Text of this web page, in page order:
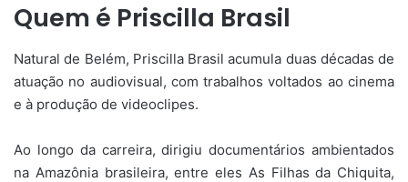
Quem é Priscilla Brasil
Natural de Belém, Priscilla Brasil acumula duas décadas de
atuação no audiovisual, com trabalhos voltados ao cinema
e à produção de videoclipes.
Ao longo da carreira, dirigiu documentários ambientados
na Amazônia brasileira, entre eles As Filhas da Chiquita,